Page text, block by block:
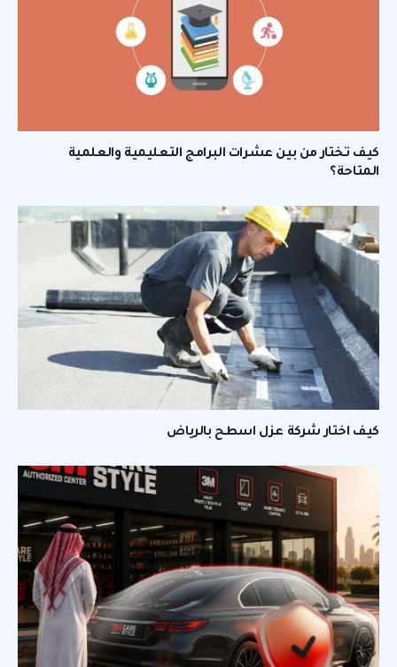
كيف تختار من بين عشرات البرامج التعليمية والعلمية
المتاحة؟
كيف اختار شركة عزل اسطح بالرياض